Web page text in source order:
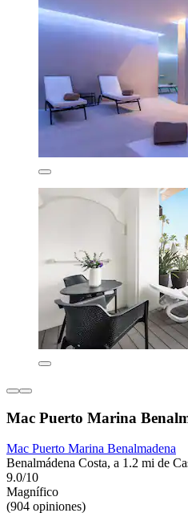
Mac Puerto Marina
Mac Puerto Marina Benalmadena
Benalmádena Costa, a 1.2 mi de
9.0/10
Magnífico
(904 opiniones)